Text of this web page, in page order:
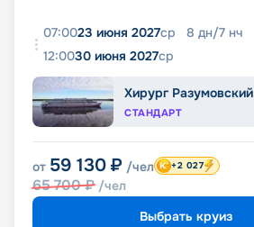
07:0023 июня 2027ср 8 дн/7 нч
12:0030 июня 2027ср
Хирург Разумовский
СТАНДАРТ
от 59 130 ₽ /чел
65 700₽ /чел
+2 027
Выбрать круиз